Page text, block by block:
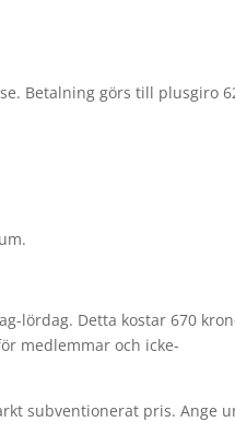
Betalning görs till plusgiro
lördag. Detta kostar 670
medlemmar och icke-
subventionerat pris. Ange